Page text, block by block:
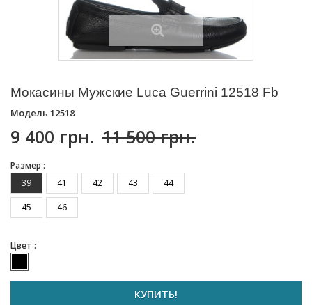
Мокасины Мужские Luca Guerrini 12518 Fb
Модель 12518
9 400 грн. 11 500 грн.
Размер :
39
41 42 43 44
45 46
Цвет :
КУПИТЬ!